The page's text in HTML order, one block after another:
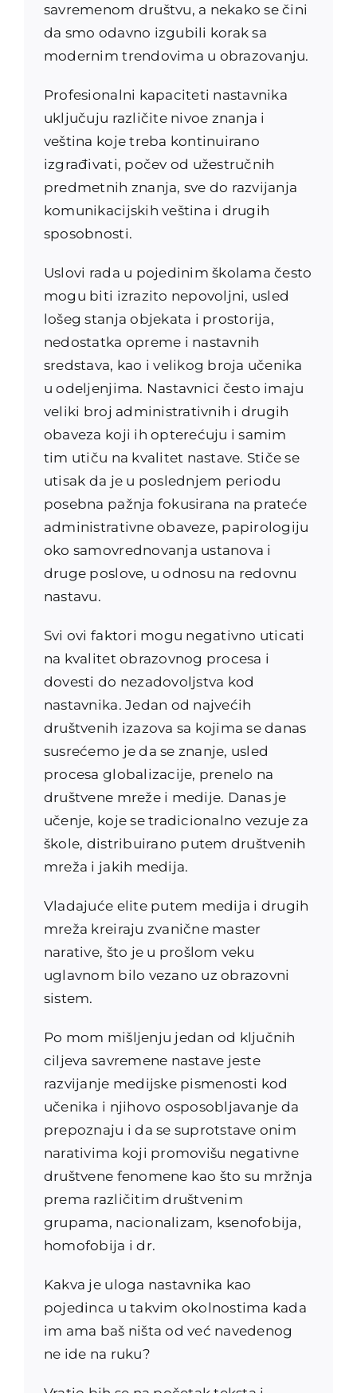
savremenom društvu, a nekako se čini
da smo odavno izgubili korak sa
modernim trendovima u obrazovanju.
Profesionalni kapaciteti nastavnika
uključuju različite nivoe znanja i
veština koje treba kontinuirano
izgrađivati, počev od užestručnih
predmetnih znanja, sve do razvijanja
komunikacijskih veština i drugih
sposobnosti.
Uslovi rada u pojedinim školama često
mogu biti izrazito nepovoljni, usled
lošeg stanja objekata i prostorija,
nedostatka opreme i nastavnih
sredstava, kao i velikog broja učenika
u odeljenjima. Nastavnici često imaju
veliki broj administrativnih i drugih
obaveza koji ih opterećuju i samim
tim utiču na kvalitet nastave. Stiče se
utisak da je u poslednjem periodu
posebna pažnja fokusirana na prateće
administrativne obaveze, papirologiju
oko samovrednovanja ustanova i
druge poslove, u odnosu na redovnu
nastavu.
Svi ovi faktori mogu negativno uticati
na kvalitet obrazovnog procesa i
dovesti do nezadovoljstva kod
nastavnika. Jedan od najvećih
društvenih izazova sa kojima se danas
susrećemo je da se znanje, usled
procesa globalizacije, prenelo na
društvene mreže i medije. Danas je
učenje, koje se tradicionalno vezuje za
škole, distribuirano putem društvenih
mreža i jakih medija.
Vladajuće elite putem medija i drugih
mreža kreiraju zvanične master
narative, što je u prošlom veku
uglavnom bilo vezano uz obrazovni
sistem.
Po mom mišljenju jedan od ključnih
ciljeva savremene nastave jeste
razvijanje medijske pismenosti kod
učenika i njihovo osposobljavanje da
prepoznaju i da se suprotstave onim
narativima koji promovišu negativne
društvene fenomene kao što su mržnja
prema različitim društvenim
grupama, nacionalizam, ksenofobija,
homofobija i dr.
Kakva je uloga nastavnika kao
pojedinca u takvim okolnostima kada
im ama baš ništa od već navedenog
ne ide na ruku?